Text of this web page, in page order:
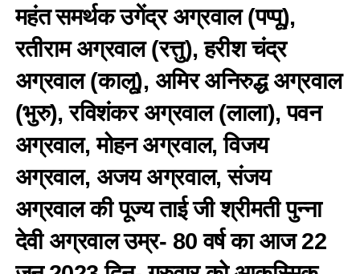
महंत समर्थक उगेंद्र अग्रवाल (पप्पू),
रतीराम अग्रवाल (रत्तु), हरीश चंद्र
अग्रवाल (कालू), अमिर अनिरुद्ध अग्रवाल
(भुरु), रविशंकर अग्रवाल (लाला), पवन
अग्रवाल, मोहन अग्रवाल, विजय
अग्रवाल, अजय अग्रवाल, संजय
अग्रवाल की पूज्य ताई जी श्रीमती पुन्ना
देवी अग्रवाल उम्र- 80 वर्ष का आज 22